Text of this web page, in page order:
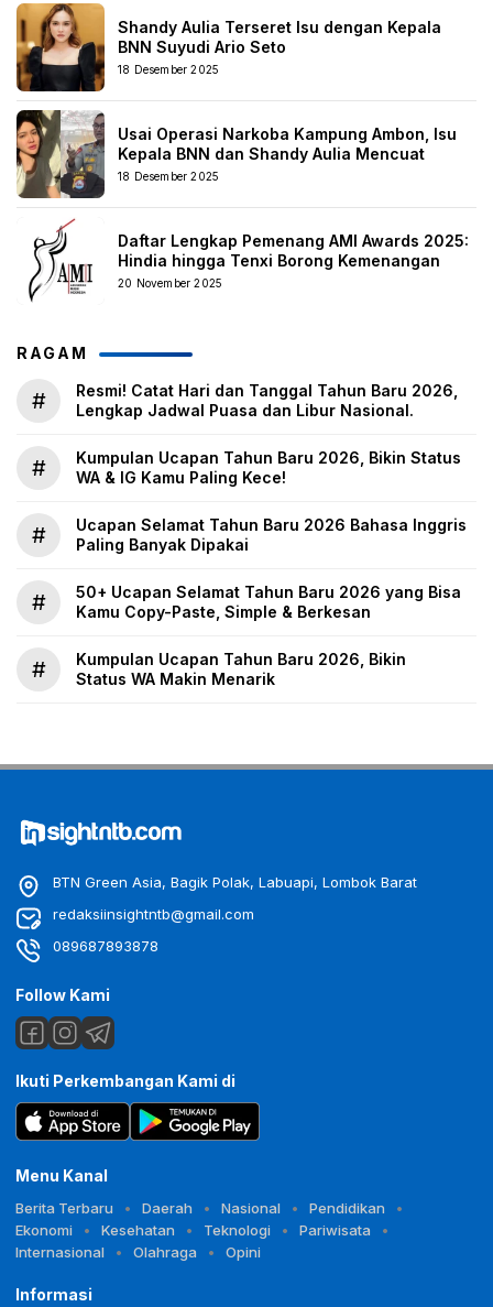
Shandy Aulia Terseret Isu dengan Kepala
BNN Suyudi Ario Seto
18 Desember 2025
Usai Operasi Narkoba Kampung Ambon, Isu
Kepala BNN dan Shandy Aulia Mencuat
18 Desember 2025
Daftar Lengkap Pemenang AMI Awards 2025:
Hindia hingga Tenxi Borong Kemenangan
20 November 2025
RAGAM
#
Resmi! Catat Hari dan Tanggal Tahun Baru 2026,
Lengkap Jadwal Puasa dan Libur Nasional.
#
Kumpulan Ucapan Tahun Baru 2026, Bikin Status
WA & IG Kamu Paling Kece!
#
Ucapan Selamat Tahun Baru 2026 Bahasa Inggris
Paling Banyak Dipakai
#
50+ Ucapan Selamat Tahun Baru 2026 yang Bisa
Kamu Copy-Paste, Simple & Berkesan
#
Kumpulan Ucapan Tahun Baru 2026, Bikin
Status WA Makin Menarik
BTN Green Asia, Bagik Polak, Labuapi, Lombok Barat
redaksiinsightntb@gmail.com
089687893878
Follow Kami
Ikuti Perkembangan Kami di
Menu Kanal
Berita Terbaru Daerah Nasional
Pendidikan
Ekonomi
Kesehatan Teknologi
Pariwisata
Internasional
Olahraga Opini
Informasi